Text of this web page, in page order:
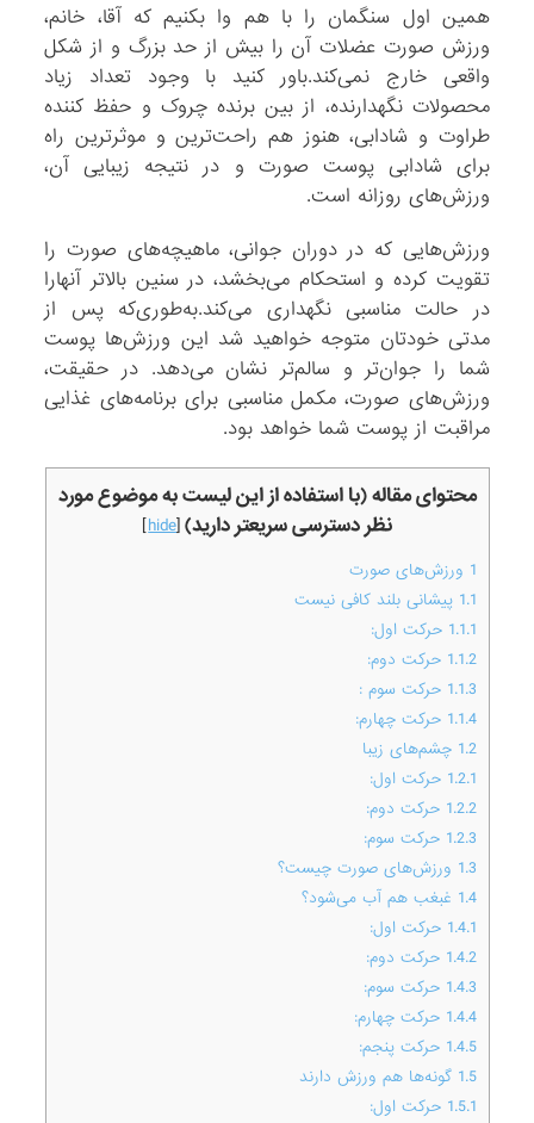
همین اول سنگمان را با هم وا بکنیم که آقا، خانم،
ورزش صورت عضلات آن را بیش از حد بزرگ و از شکل
واقعی خارج نمی‌کند.باور کنید با وجود تعداد زیاد
محصولات نگهدارنده، از بین برنده چروک و حفظ کننده
طراوت و شادابی، هنوز هم راحت‌ترین و موثرترین راه
برای شادابی پوست صورت و در نتیجه زیبایی آن،
ورزش‌های روزانه است.
ورزش‌هایی که در دوران جوانی، ماهیچه‌های صورت را
تقویت کرده و استحکام می‌بخشد، در سنین بالاتر آنهارا
در حالت مناسبی نگهداری می‌کند.به‌طوری‌که پس از
مدتی خودتان متوجه خواهید شد این ورزش‌ها پوست
شما را جوان‌تر و سالم‌تر نشان می‌دهد. در حقیقت،
ورزش‌های صورت، مکمل مناسبی برای برنامه‌های غذایی
مراقبت از پوست شما خواهد بود.
محتوای مقاله (با استفاده از این لیست به موضوع مورد
نظر دسترسی سریعتر دارید)[
hide
]
1 ورزش‌های صورت
1.1 پیشانی بلند کافی نیست
1.1.1 حرکت اول:
1.1.2 حرکت دوم:
1.1.3 حرکت سوم :
1.1.4 حرکت چهارم:
1.2 چشم‌های زیبا
1.2.1 حرکت اول:
1.2.2 حرکت دوم:
1.2.3 حرکت سوم:
1.3 ورزش‌های صورت چیست؟
1.4 غبغب هم آب می‌شود؟
1.4.1 حرکت اول:
1.4.2 حرکت دوم:
1.4.3 حرکت سوم:
1.4.4 حرکت چهارم:
1.4.5 حرکت پنجم:
1.5 گونه‌ها هم ورزش دارند
1.5.1 حرکت اول: